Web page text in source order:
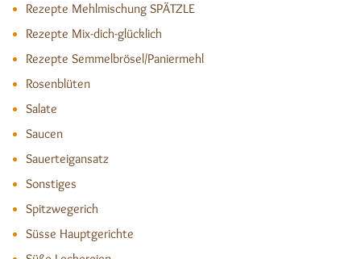
Rezepte Mehlmischung SPÄTZLE
Rezepte Mix-dich-glücklich
Rezepte Semmelbrösel/Paniermehl
Rosenblüten
Salate
Saucen
Sauerteigansatz
Sonstiges
Spitzwegerich
Süsse Hauptgerichte